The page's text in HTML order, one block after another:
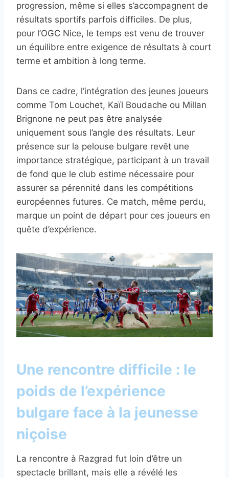
progression, même si elles s’accompagnent de
résultats sportifs parfois difficiles. De plus,
pour l’OGC Nice, le temps est venu de trouver
un équilibre entre exigence de résultats à court
terme et ambition à long terme.
Dans ce cadre, l’intégration des jeunes joueurs
comme Tom Louchet, Kaïl Boudache ou Millan
Brignone ne peut pas être analysée
uniquement sous l’angle des résultats. Leur
présence sur la pelouse bulgare revêt une
importance stratégique, participant à un travail
de fond que le club estime nécessaire pour
assurer sa pérennité dans les compétitions
européennes futures. Ce match, même perdu,
marque un point de départ pour ces joueurs en
quête d’expérience.
Une rencontre difficile : le
poids de l’expérience
bulgare face à la jeunesse
niçoise
La rencontre à Razgrad fut loin d’être un
spectacle brillant, mais elle a révélé les